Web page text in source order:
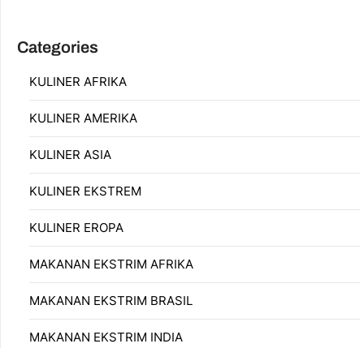
Categories
KULINER AFRIKA
KULINER AMERIKA
KULINER ASIA
KULINER EKSTREM
KULINER EROPA
MAKANAN EKSTRIM AFRIKA
MAKANAN EKSTRIM BRASIL
MAKANAN EKSTRIM INDIA